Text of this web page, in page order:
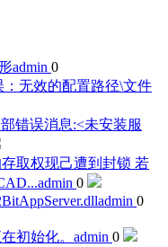
admin 0
无效的配置路径\文件
错误消息:<未安装服
取权现己遭到封锁 若
admin 0
admin 0
初始化。 admin 0